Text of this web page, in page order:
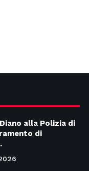
alla Polizia di
di